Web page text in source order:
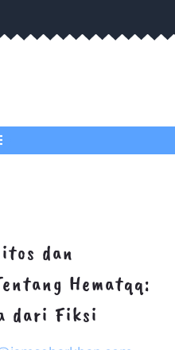
dan
Hematqq:
dari Fiksi